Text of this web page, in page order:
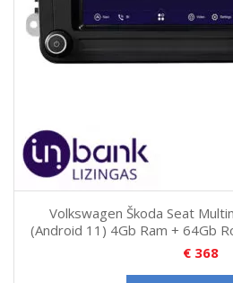
Volkswagen Škoda Seat
(Android 11) 4Gb Ram + 64Gb
€ 368